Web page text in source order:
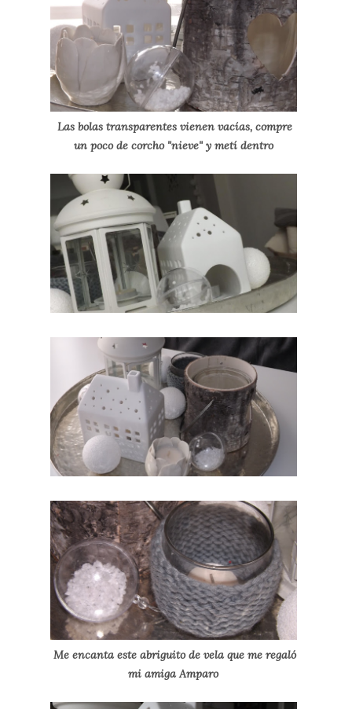
Las bolas transparentes vienen vacías, compre
un poco de corcho "nieve" y metí dentro
Me encanta este abriguito de vela que me regaló
mi amiga Amparo